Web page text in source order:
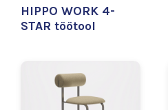
HIPPO WORK 4-
STAR töötool